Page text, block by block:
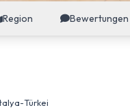
Region Bewertungen
-Türkei